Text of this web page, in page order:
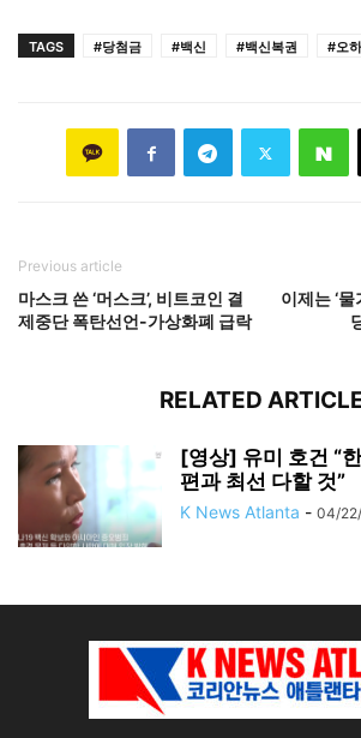
TAGS #당첨금 #백신 #백신복권 #오
Previous article
마스크 쓴 ‘머스크’, 비트코인 결
제중단 폭탄선언-가상화폐 급락
이제는 ‘
RELATED
[영상] 유미 호건 “
편과 최선 다할 것”
K News Atlanta - 04/